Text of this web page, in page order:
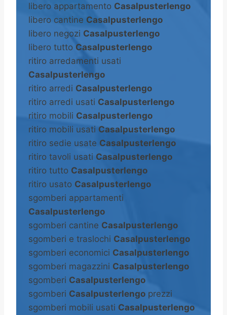
libero appartamento Casalpusterlengo
libero cantine Casalpusterlengo
libero negozi Casalpusterlengo
libero tutto Casalpusterlengo
ritiro arredamenti usati
Casalpusterlengo
ritiro arredi Casalpusterlengo
ritiro arredi usati Casalpusterlengo
ritiro mobili Casalpusterlengo
ritiro mobili usati Casalpusterlengo
ritiro sedie usate Casalpusterlengo
ritiro tavoli usati Casalpusterlengo
ritiro tutto Casalpusterlengo
ritiro usato Casalpusterlengo
sgomberi appartamenti
Casalpusterlengo
sgomberi cantine Casalpusterlengo
sgomberi e traslochi Casalpusterlengo
sgomberi economici Casalpusterlengo
sgomberi magazzini Casalpusterlengo
sgomberi Casalpusterlengo
sgomberi Casalpusterlengo prezzi
sgomberi mobili usati Casalpusterlengo